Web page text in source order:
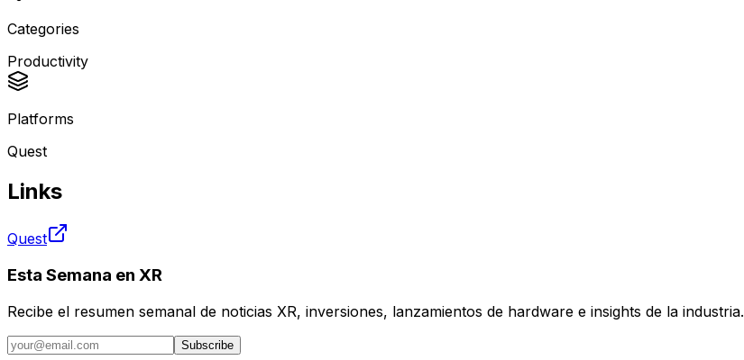
Categories
Productivity
Platforms
Quest
Links
Quest
Esta Semana en XR
Recibe el resumen semanal de noticias XR, inversiones, lanzamientos de hardware e insights de la industria.
Subscribe